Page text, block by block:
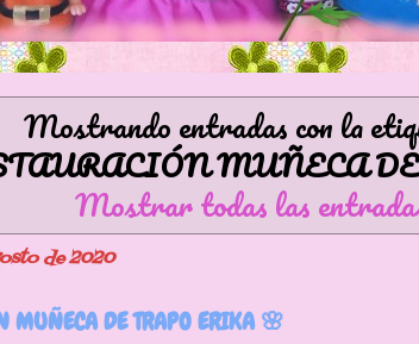
Mostrando entradas con la
MUÑECA
Mostrar todas las
de 2020
MUÑECA DE TRAPO ERIKA 🌸